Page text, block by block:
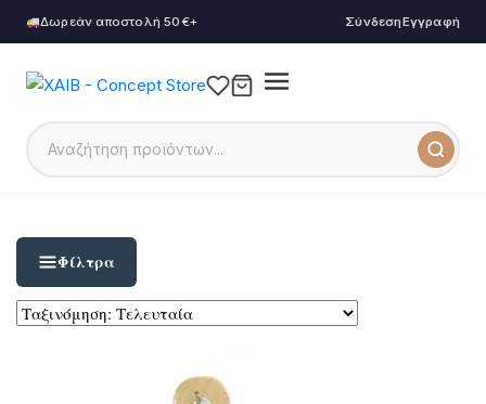
Δωρεάν αποστολή 50€+ ΣύνδεσηΕγγραφή
Φίλτρα